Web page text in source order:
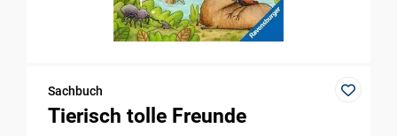
Sachbuch
Tierisch tolle Freunde